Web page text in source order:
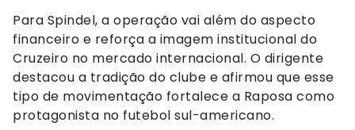
Para Spindel, a operação vai além do aspecto
financeiro e reforça a imagem institucional do
Cruzeiro no mercado internacional. O dirigente
destacou a tradição do clube e afirmou que esse
tipo de movimentação fortalece a Raposa como
protagonista no futebol sul-americano.